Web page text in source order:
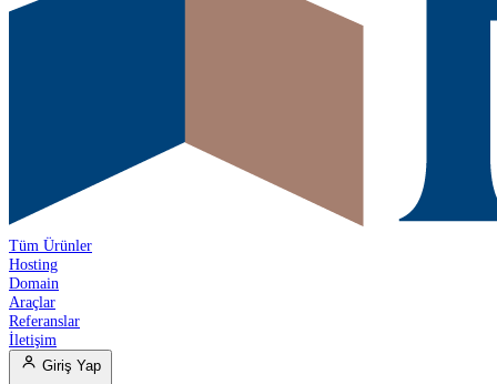
Tüm Ürünler
Hosting
Domain
Araçlar
Referanslar
İletişim
Giriş Yap